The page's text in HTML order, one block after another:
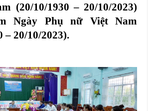
(20/10/1930 – 20/10/2023)
Ngày Phụ nữ Việt Nam
– 20/10/2023).